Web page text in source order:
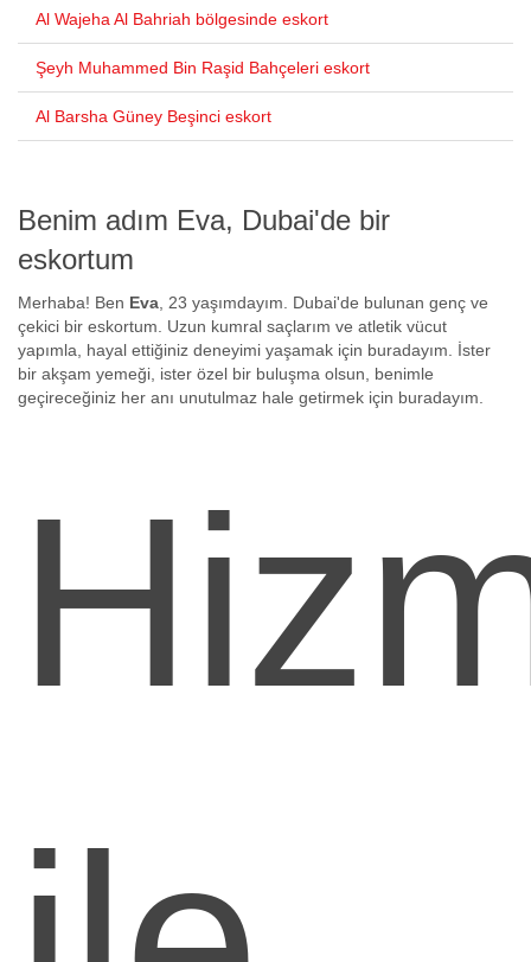
Benim adım Eva, Dubai'de bir
eskortum
Merhaba! Ben Eva, 23 yaşımdayım. Dubai'de bulunan genç ve
çekici bir eskortum. Uzun kumral saçlarım ve atletik vücut
yapımla, hayal ettiğiniz deneyimi yaşamak için buradayım. İster
bir akşam yemeği, ister özel bir buluşma olsun, benimle
geçireceğiniz her anı unutulmaz hale getirmek için buradayım.
Al Wajeha Al Bahriah bölgesinde eskort
Şeyh Muhammed Bin Raşid Bahçeleri eskort
Al Barsha Güney Beşinci eskort